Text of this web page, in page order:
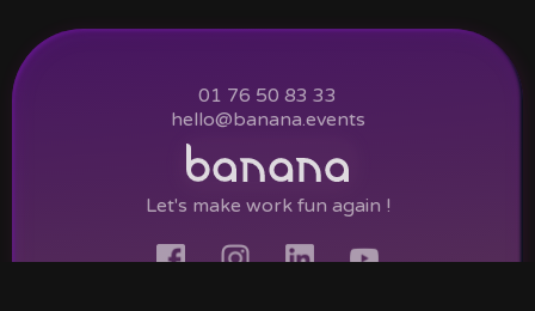
01 76 50 83 33
hello@banana.events
Let's make work fun again !